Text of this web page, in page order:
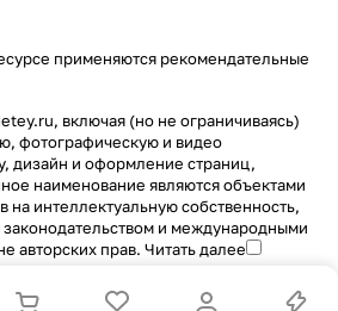
применяются рекомендательные
включая (но не ограничиваясь)
фотографическую и видео
дизайн и оформление страниц,
наименование являются объектами
на интеллектуальную собственность,
и международными
авторских прав. Читать далее